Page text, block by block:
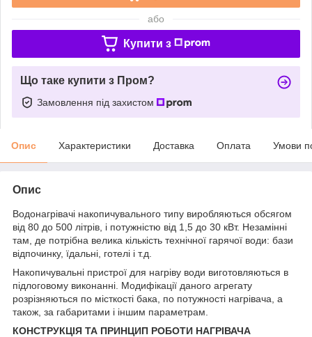
або
Купити з
Що таке купити з Пром?
Замовлення під захистом
Опис Характеристики Доставка Оплата Умови
Опис
Водонагрівачі накопичувального типу виробляються обсягом
від 80 до 500 літрів, і потужністю від 1,5 до 30 кВт. Незамінні
там, де потрібна велика кількість технічної гарячої води: бази
відпочинку, їдальні, готелі і т.д.
Накопичувальні пристрої для нагріву води виготовляються в
підлоговому виконанні. Модифікації даного агрегату
розрізняються по місткості бака, по потужності нагрівача, а
також, за габаритами і іншим параметрам.
КОНСТРУКЦІЯ ТА ПРИНЦИП РОБОТИ НАГРІВАЧА